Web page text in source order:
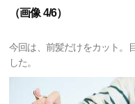
（画像 4/6）
今回は、前髪だけをカット。
した。